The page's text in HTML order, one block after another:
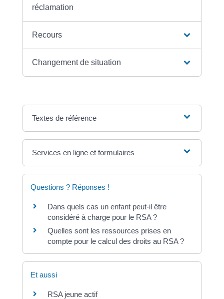
réclamation
Recours
Changement de situation
Textes de référence
Services en ligne et formulaires
Questions ? Réponses !
Dans quels cas un enfant peut-il être
considéré à charge pour le RSA ?
Quelles sont les ressources prises en
compte pour le calcul des droits au RSA ?
Et aussi
RSA jeune actif